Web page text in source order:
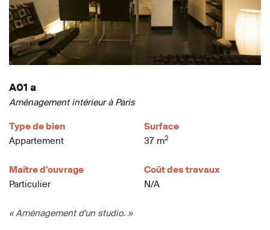
A01 a
Aménagement intérieur à Paris
Type de bien
Appartement
Surface
37 m2
Maître d'ouvrage
Particulier
Coût des travaux
N/A
« Aménagement d'un studio. »